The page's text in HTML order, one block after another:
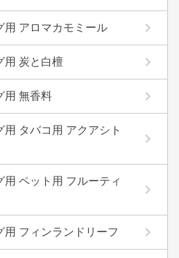
用 アロマカモミール
用 炭と白檀
用 無香料
タバコ用 アクアシト
ペット用 フルーティ
フィンランドリーフ